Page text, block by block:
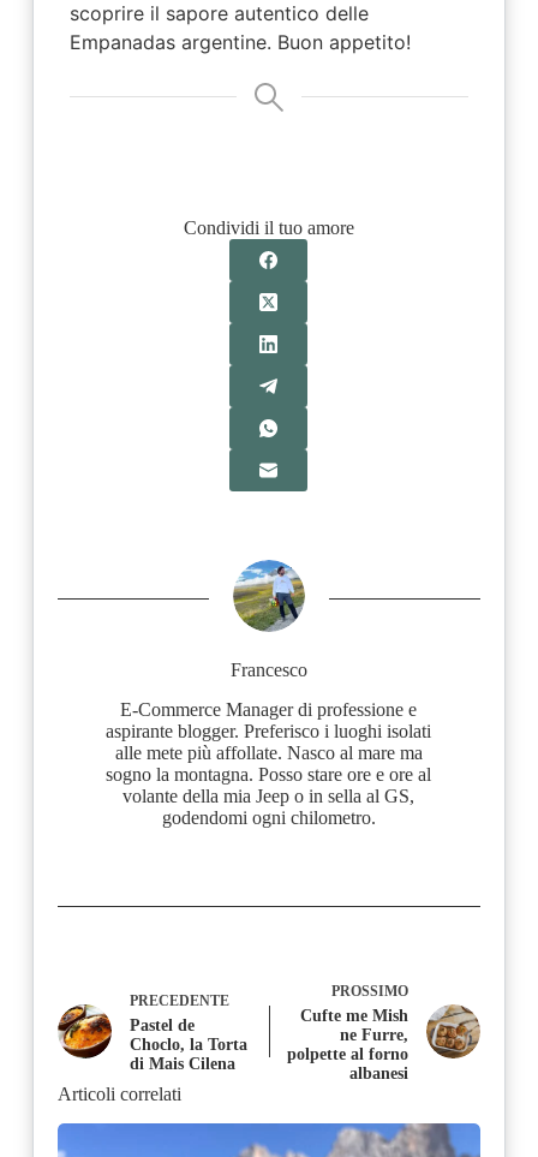
scoprire il sapore autentico delle
Empanadas argentine. Buon appetito!
Condividi il tuo amore
Francesco
E-Commerce Manager di professione e
aspirante blogger. Preferisco i luoghi isolati
alle mete più affollate. Nasco al mare ma
sogno la montagna. Posso stare ore e ore al
volante della mia Jeep o in sella al GS,
godendomi ogni chilometro.
PRECEDENTE
Pastel de
Choclo, la Torta
di Mais Cilena
PROSSIMO
Cufte me Mish
ne Furre,
polpette al forno
albanesi
Articoli correlati